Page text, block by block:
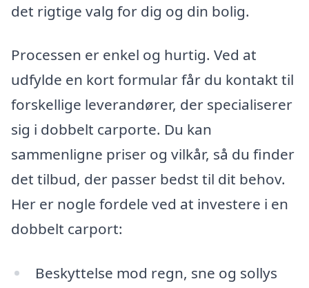
det rigtige valg for dig og din bolig.
Processen er enkel og hurtig. Ved at
udfylde en kort formular får du kontakt til
forskellige leverandører, der specialiserer
sig i dobbelt carporte. Du kan
sammenligne priser og vilkår, så du finder
det tilbud, der passer bedst til dit behov.
Her er nogle fordele ved at investere i en
dobbelt carport:
Beskyttelse mod regn, sne og sollys